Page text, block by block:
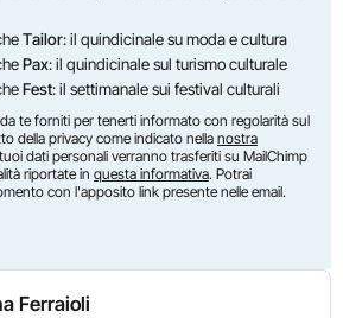
Tailor: il quindicinale su moda e cultura
Pax: il quindicinale sul turismo culturale
Fest: il settimanale sui festival culturali
te forniti per tenerti informato con regolarità sul
della privacy come indicato nella nostra
dati personali verranno trasferiti su MailChimp
riportate in questa informativa. Potrai
con l'apposito link presente nelle email.
Ferraioli